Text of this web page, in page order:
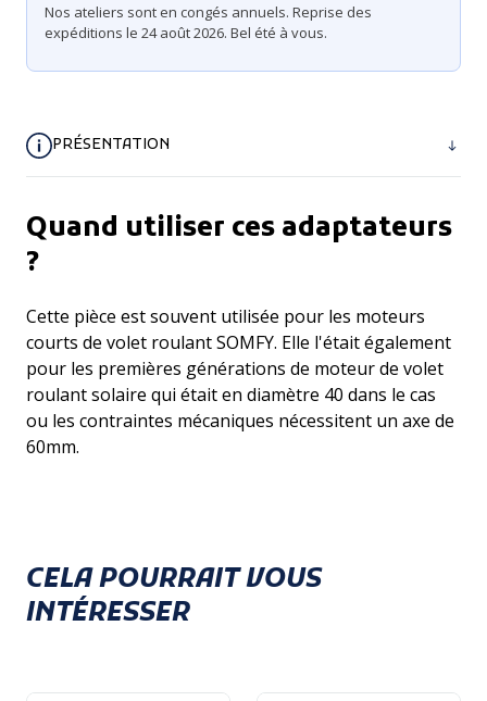
Nos ateliers sont en congés annuels. Reprise des
expéditions le 24 août 2026. Bel été à vous.
PRÉSENTATION
Quand utiliser ces adaptateurs
?
Cette pièce est souvent utilisée pour les moteurs
courts de volet roulant SOMFY. Elle l'était également
pour les premières générations de moteur de volet
roulant solaire qui était en diamètre 40 dans le cas
ou les contraintes mécaniques nécessitent un axe de
60mm.
CELA POURRAIT VOUS
INTÉRESSER